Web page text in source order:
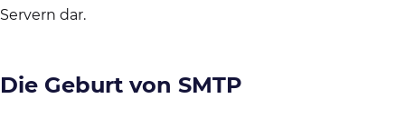
Servern dar.
Die Geburt von SMTP